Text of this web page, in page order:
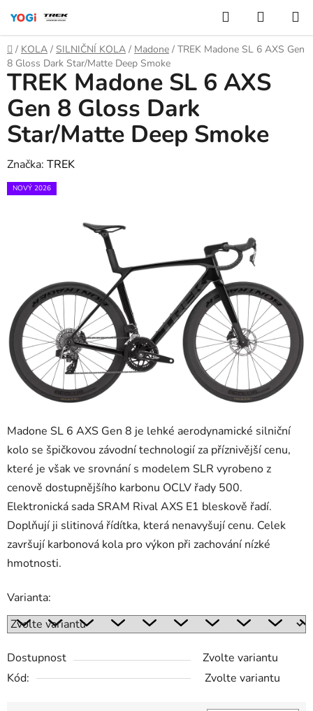
obsah
Hledat
KOŠÍK
Domů
/ KOLA / SILNIČNÍ KOLA / Madone / TREK Madone SL 6 AXS Gen
8 Gloss Dark Star/Matte Deep Smoke
Madone SL 6 AXS Gen 8 je lehké aerodynamické silniční
kolo se špičkovou závodní technologií za příznivější cenu,
které je však ve srovnání s modelem SLR vyrobeno z
cenově dostupnějšího karbonu OCLV řady 500.
Elektronická sada SRAM Rival AXS E1 bleskově řadí.
Doplňují ji slitinová řídítka, která nenavyšují cenu. Celek
završují karbonová kola pro výkon při zachování nízké
hmotnosti.
Varianta:
Dostupnost
Zvolte variantu
Kód:
Zvolte variantu
TREK Madone SL 6 AXS
Gen 8 Gloss Dark
Star/Matte Deep Smoke
Značka: TREK
NOVÝ 2026